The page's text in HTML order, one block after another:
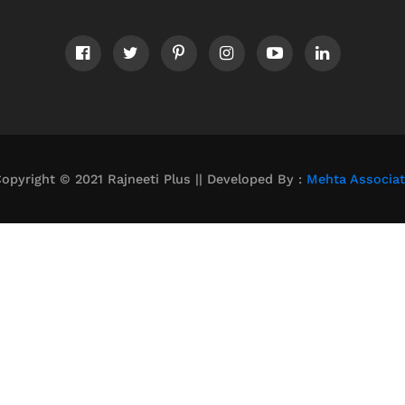
© 2021 Rajneeti Plus || Developed By : Mehta